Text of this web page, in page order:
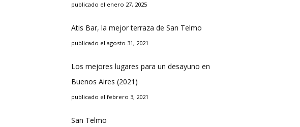
publicado el enero 27, 2025
Atis Bar, la mejor terraza de San Telmo
publicado el agosto 31, 2021
Los mejores lugares para un desayuno en
Buenos Aires (2021)
publicado el febrero 3, 2021
San Telmo